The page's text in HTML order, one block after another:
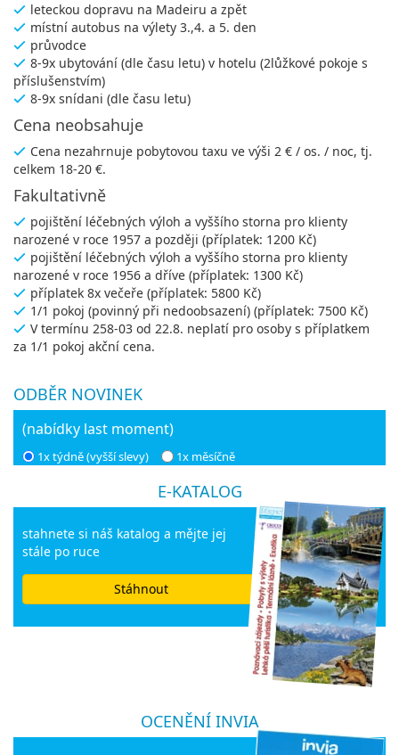
leteckou dopravu na Madeiru a zpět
místní autobus na výlety 3.,4. a 5. den
průvodce
8-9x ubytování (dle času letu) v hotelu (2lůžkové pokoje s
příslušenstvím)
8-9x snídani (dle času letu)
Cena neobsahuje
Cena nezahrnuje pobytovou taxu ve výši 2 € / os. / noc, tj.
celkem 18-20 €.
Fakultativně
pojištění léčebných výloh a vyššího storna pro klienty
narozené v roce 1957 a později (příplatek: 1200 Kč)
pojištění léčebných výloh a vyššího storna pro klienty
narozené v roce 1956 a dříve (příplatek: 1300 Kč)
příplatek 8x večeře (příplatek: 5800 Kč)
1/1 pokoj (povinný při nedoobsazení) (příplatek: 7500 Kč)
V termínu 258-03 od 22.8. neplatí pro osoby s příplatkem
za 1/1 pokoj akční cena.
ODBĚR NOVINEK
(nabídky last moment)
1x týdně (vyšší slevy) 1x měsíčně
E-KATALOG
stahnete si náš katalog a mějte jej
stále po ruce
Stáhnout
OCENĚNÍ INVIA